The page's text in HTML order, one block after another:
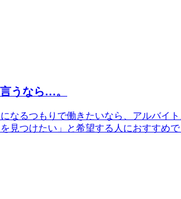
うなら…。
なるつもりで働きたいなら、アルバイ
見つけたい」と希望する人におすすめ